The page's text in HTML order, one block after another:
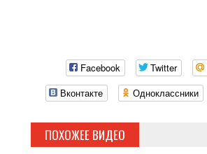
Facebook Twitter
Вконтакте
Одноклассники
ПОХОЖЕЕ ВИДЕО